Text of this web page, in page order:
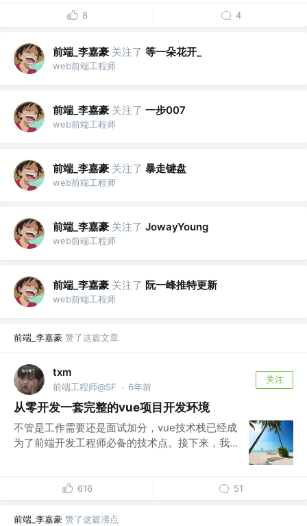
8 4
前端_李嘉豪 关注了 等一朵花开_
web前端工程师
前端_李嘉豪 关注了 一步007
web前端工程师
前端_李嘉豪 关注了 暴走键盘
web前端工程师
前端_李嘉豪 关注了 JowayYoung
web前端工程师
前端_李嘉豪 关注了 阮一峰推特更新
web前端工程师
前端_李嘉豪 赞了这篇文章
txm
前端工程师@SF · 6年前
关注
从零开发一套完整的vue项目开发环境
不管是工作需要还是面试加分，vue技术栈已经成
为了前端开发工程师必备的技术点。接下来，我...
616 51
前端_李嘉豪 赞了这篇沸点